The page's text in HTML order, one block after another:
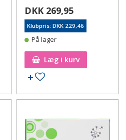
DKK 269,95
Klubpris: DKK 229,46
På lager
Læg i kurv
Tilføj til ønskeseddel